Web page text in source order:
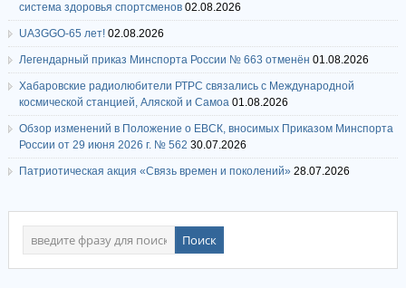
система здоровья спортсменов 02.08.2026
UA3GGO-65 лет! 02.08.2026
Легендарный приказ Минспорта России № 663 отменён 01.08.2026
Хабаровские радиолюбители РТРС связались с Международной
космической станцией, Аляской и Самоа 01.08.2026
Обзор изменений в Положение о ЕВСК, вносимых Приказом Минспорта
России от 29 июня 2026 г. № 562 30.07.2026
Патриотическая акция «Связь времен и поколений» 28.07.2026